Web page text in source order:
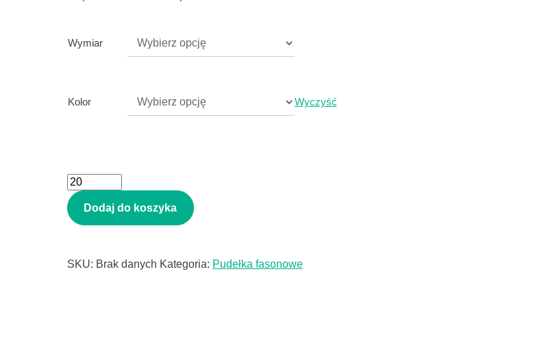
od
0,84 zł
Wymiar
Kolor Wyczyść
ilość
pudełko
FEFCO
Dodaj do koszyka
SKU: Brak danych Kategoria: Pudełka fasonowe